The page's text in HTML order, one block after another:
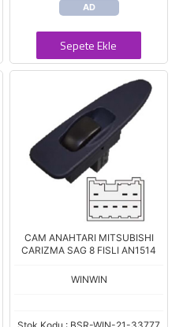
AD
Sepete Ekle
CAM ANAHTARI MITSUBISHI
CARIZMA SAG 8 FISLI AN1514
WINWIN